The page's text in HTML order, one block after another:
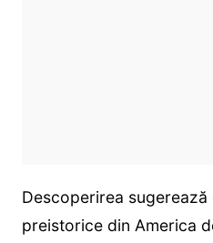
Descoperirea
preistorice din America